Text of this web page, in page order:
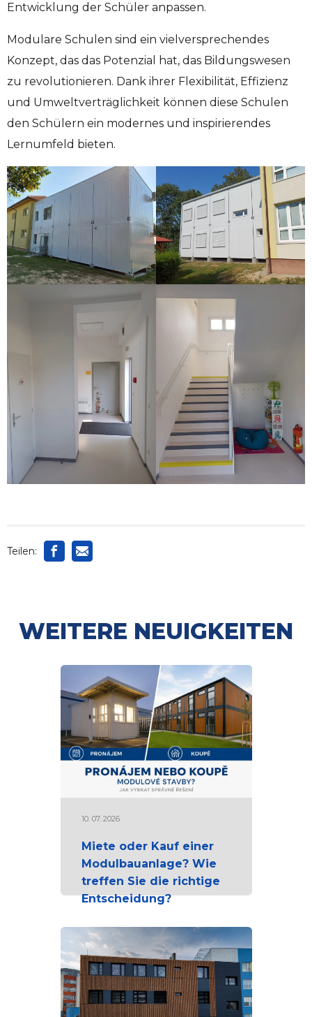
Entwicklung der Schüler anpassen.
Modulare Schulen sind ein vielversprechendes
Konzept, das das Potenzial hat, das Bildungswesen
zu revolutionieren. Dank ihrer Flexibilität, Effizienz
und Umweltverträglichkeit können diese Schulen
den Schülern ein modernes und inspirierendes
Lernumfeld bieten.
Teilen:
WEITERE NEUIGKEITEN
10. 07. 2026
Miete oder Kauf einer
Modulbauanlage? Wie
treffen Sie die richtige
Entscheidung?